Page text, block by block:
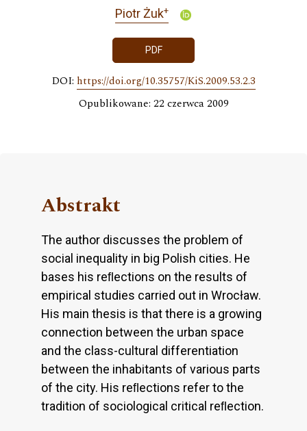
Piotr Żuk+
PDF
DOI: https://doi.org/10.35757/KiS.2009.53.2.3
Opublikowane: 22 czerwca 2009
Abstrakt
The author discusses the problem of
social inequality in big Polish cities. He
bases his reﬂections on the results of
empirical studies carried out in Wrocław.
His main thesis is that there is a growing
connection between the urban space
and the class-cultural differentiation
between the inhabitants of various parts
of the city. His reﬂections refer to the
tradition of sociological critical reﬂection.